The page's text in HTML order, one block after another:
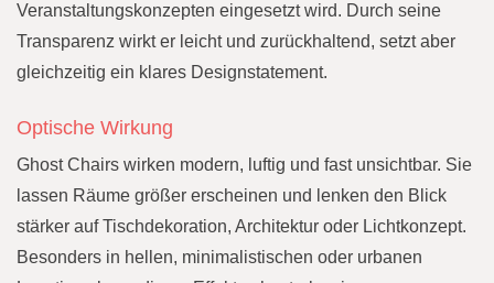
Veranstaltungskonzepten eingesetzt wird. Durch seine
Transparenz wirkt er leicht und zurückhaltend, setzt aber
gleichzeitig ein klares Designstatement.
Optische Wirkung
Ghost Chairs wirken modern, luftig und fast unsichtbar. Sie
lassen Räume größer erscheinen und lenken den Blick
stärker auf Tischdekoration, Architektur oder Lichtkonzept.
Besonders in hellen, minimalistischen oder urbanen